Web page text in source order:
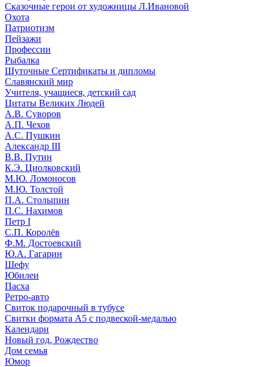
Сказочные герои от художницы Л.Ивановой
Охота
Патриотизм
Пейзажи
Профессии
Рыбалка
Шуточные Сертификаты и дипломы
Славянский мир
Учителя, учащиеся, детский сад
Цитаты Великих Людей
А.В. Суворов
А.П. Чехов
А.С. Пушкин
Александр III
В.В. Путин
К.Э. Циолковский
М.Ю. Ломоносов
М.Ю. Толстой
П.А. Столыпин
П.С. Нахимов
Петр I
С.П. Королёв
Ф.М. Достоевский
Ю.А. Гагарин
Шефу
Юбилеи
Пасха
Ретро-авто
Свиток подарочный в тубусе
Свитки формата А5 с подвеской-медалью
Календари
Новый год, Рождество
Дом семья
Юмор